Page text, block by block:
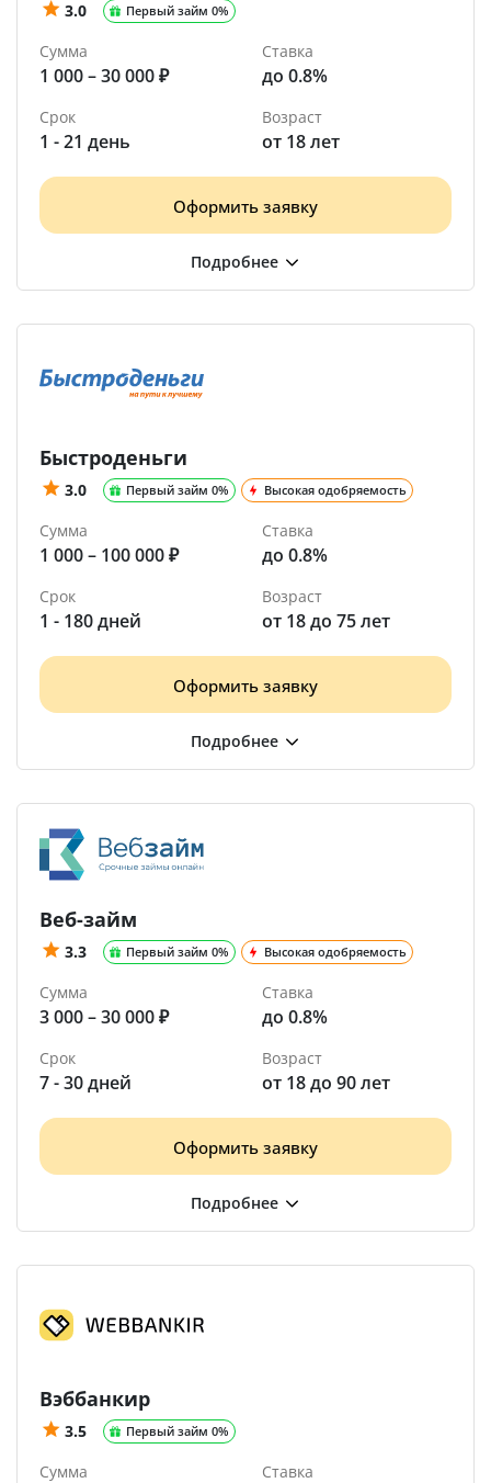
3.0 Первый займ 0%
Сумма
1 000 – 30 000 ₽
Ставка
до 0.8%
Срок
1 - 21 день
Возраст
от 18 лет
Оформить заявку
Быстроденьги
3.0 Первый займ 0% Высокая одобряемость
Сумма
1 000 – 100 000 ₽
Ставка
до 0.8%
Срок
1 - 180 дней
Возраст
от 18 до 75 лет
Оформить заявку
Веб-займ
3.3 Первый займ 0% Высокая одобряемость
Сумма
3 000 – 30 000 ₽
Ставка
до 0.8%
Срок
7 - 30 дней
Возраст
от 18 до 90 лет
Оформить заявку
Вэббанкир
3.5 Первый займ 0%
Сумма Ставка